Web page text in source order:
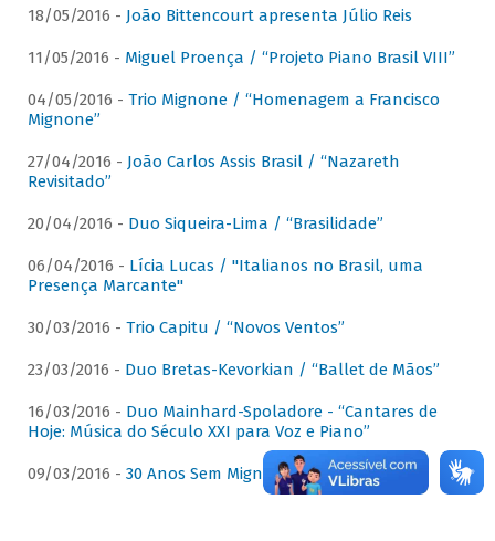
18/05/2016 - João Bittencourt apresenta Júlio Reis
11/05/2016 - Miguel Proença / “Projeto Piano Brasil VIII”
04/05/2016 - Trio Mignone / “Homenagem a Francisco
Mignone”
27/04/2016 - João Carlos Assis Brasil / “Nazareth
Revisitado”
20/04/2016 - Duo Siqueira-Lima / “Brasilidade”
06/04/2016 - Lícia Lucas / "Italianos no Brasil, uma
Presença Marcante"
30/03/2016 - Trio Capitu / “Novos Ventos”
23/03/2016 - Duo Bretas-Kevorkian / “Ballet de Mãos”
16/03/2016 - Duo Mainhard-Spoladore - “Cantares de
Hoje: Música do Século XXI para Voz e Piano”
09/03/2016 - 30 Anos Sem Mignone